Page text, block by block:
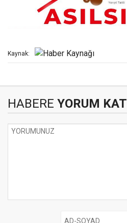
Kaynak:
HABERE YORUM KAT